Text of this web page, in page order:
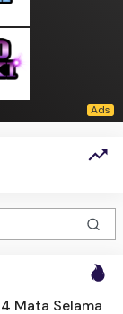
Mata Selama